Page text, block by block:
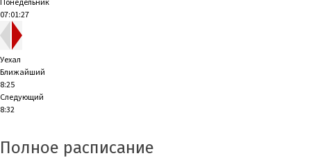
07:01:28
Уехал
Ближайший
8:25
Следующий
8:32
Полное расписание